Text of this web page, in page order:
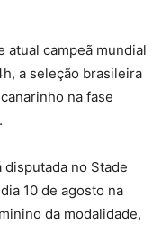
atual campeã mundial
a seleção brasileira
na fase
no Stade
10 de agosto na
da modalidade,